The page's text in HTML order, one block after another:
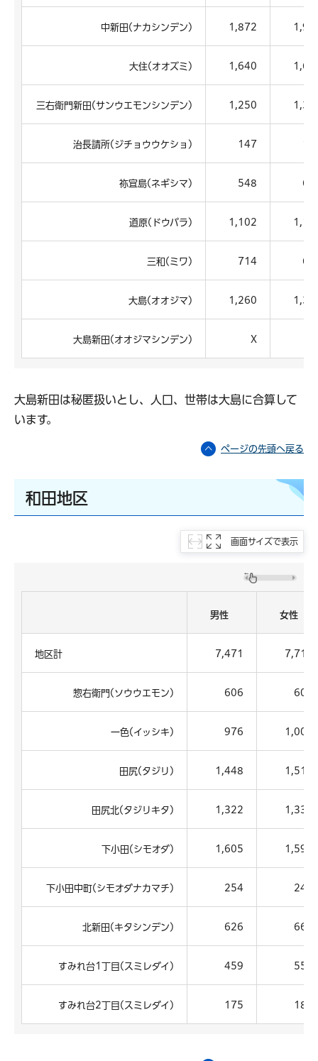
中新田(ナカシンデン) 1,872
大住(オオズミ) 1,640
三右衛門新田(サンウエモンシンデン) 1,250
治長請所(ジチョウウケショ) 147
祢宜島(ネギシマ) 548
道原(ドウバラ) 1,102
三和(ミワ) 714
大島(オオジマ) 1,260
大島新田(オオジマシンデン) X
大島新田は秘匿扱いとし、人口、世帯は大島に合算して
います。
ページの先頭へ戻る
和田地区
画面サイズで表示
男性 女性
地区計 7,471 7,715
惣右衛門(ソウウエモン) 606 605
一色(イッシキ) 976 1,005
田尻(タジリ) 1,448 1,516
田尻北(タジリキタ) 1,322 1,339
下小田(シモオダ) 1,605 1,594
下小田中町(シモオダナカマチ) 254 247
北新田(キタシンデン) 626 669
すみれ台1丁目(スミレダイ) 459 553
すみれ台2丁目(スミレダイ) 175 187